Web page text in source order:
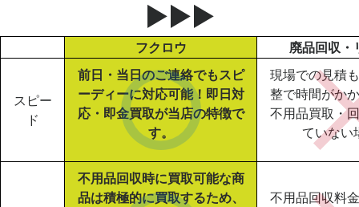
▶▶▶
フクロウ 廃品回収・
スピー
ド
前日・当日のご連絡でもスピ
ーディーに対応可能！即日対
応・即金買取が当店の特徴で
す。
現場での見積
整で時間がか
不用品買取・
ていない
不用品回収時に買取可能な商
品は積極的に買取するため、
不用品回収料